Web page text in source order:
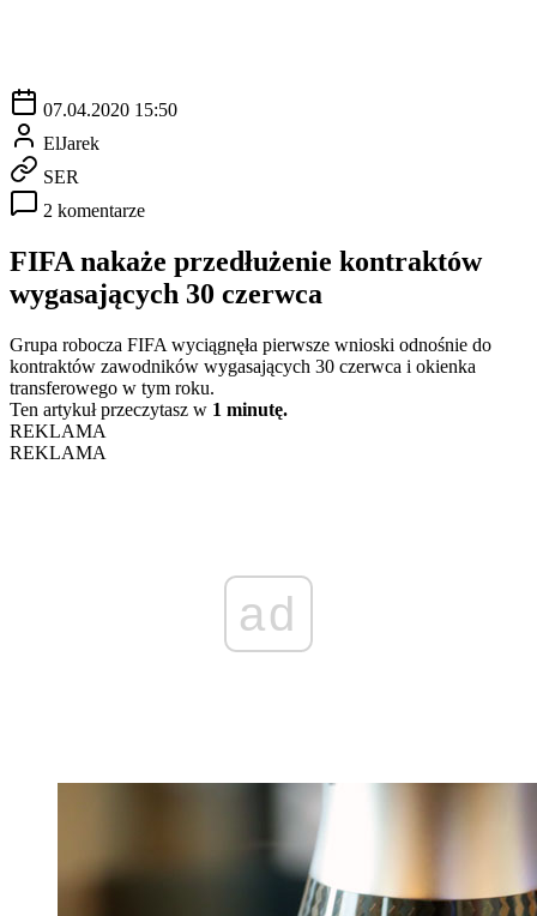
07.04.2020 15:50
ElJarek
SER
2 komentarze
FIFA nakaże przedłużenie kontraktów
wygasających 30 czerwca
Grupa robocza FIFA wyciągnęła pierwsze wnioski odnośnie do
kontraktów zawodników wygasających 30 czerwca i okienka
transferowego w tym roku.
Ten artykuł przeczytasz w 1 minutę.
REKLAMA
REKLAMA
ad